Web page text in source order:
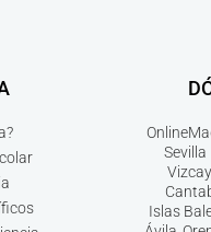
Online
Sevilla
Islas